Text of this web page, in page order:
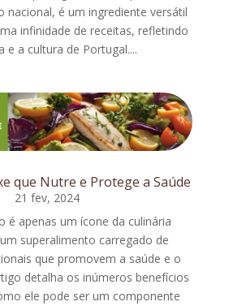
nacional, é um ingrediente versátil
infinidade de receitas, refletindo
e a cultura de Portugal....
que Nutre e Protege a Saúde
21 fev, 2024
é apenas um ícone da culinária
superalimento carregado de
que promovem a saúde e o
detalha os inúmeros benefícios
ele pode ser um componente